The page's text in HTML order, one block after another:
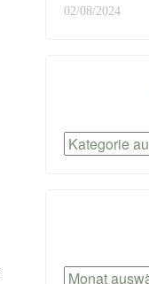
02/08/2024
Kategorien
Archiv